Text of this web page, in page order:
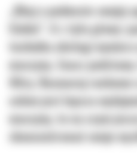
„Dbaj o podwozie swojej
Ciebie”. A z tyłu głowy:
technika obsługi
maszyny. Znasz
filtry. Nasmaruj ruchome
celem jest lepsza
maszyny, to na czym
skoncentrować swoje